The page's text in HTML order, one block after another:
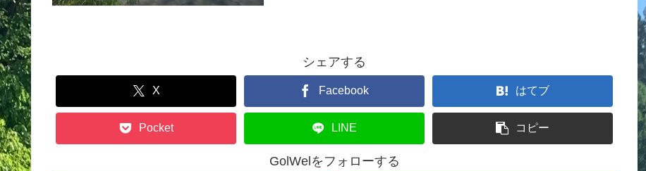
シェアする
X Facebook はてブ
Pocket LINE コピー
GolWelをフォローする